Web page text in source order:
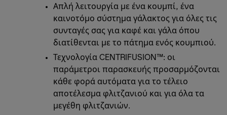
Απλή λειτουργία με ένα κουμπί, ένα
καινοτόμο σύστημα γάλακτος για όλες τις
συνταγές σας για καφέ και γάλα όπου
διατίθενται με το πάτημα ενός κουμπιού.
Τεχνολογία CENTRIFUSION™: οι
παράμετροι παρασκευής προσαρμόζονται
κάθε φορά αυτόματα για το τέλειο
αποτέλεσμα φλιτζανιού και για όλα τα
μεγέθη φλιτζανιών.